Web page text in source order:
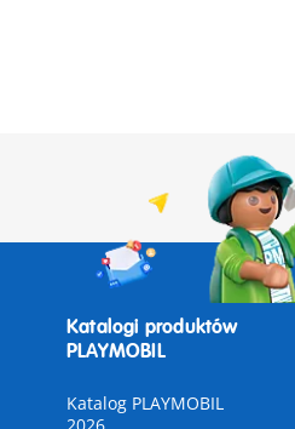
Katalogi produktów
PLAYMOBIL
Katalog PLAYMOBIL